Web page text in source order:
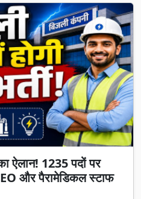
ऐलान! 1235 पदों पर
और पैरामेडिकल स्टाफ